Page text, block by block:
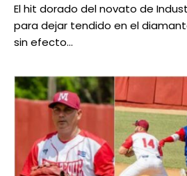
El hit dorado del novato de
para dejar tendido en el
sin efecto…